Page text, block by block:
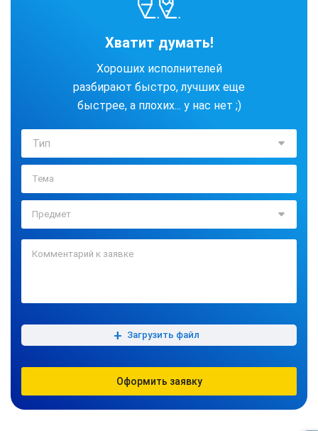
Хватит думать!
Хороших исполнителей
разбирают быстро, лучших еще
быстрее, а плохих... у нас нет ;)
Тип
+ Загрузить файл
Оформить заявку